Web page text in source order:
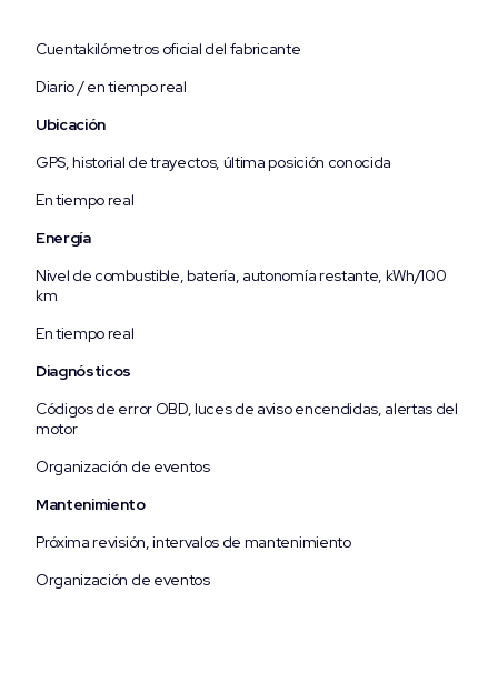
Cuentakilómetros oficial del fabricante
Diario / en tiempo real
Ubicación
GPS, historial de trayectos, última posición conocida
En tiempo real
Energía
Nivel de combustible, batería, autonomía restante, kWh/100
km
En tiempo real
Diagnósticos
Códigos de error OBD, luces de aviso encendidas, alertas del
motor
Organización de eventos
Mantenimiento
Próxima revisión, intervalos de mantenimiento
Organización de eventos